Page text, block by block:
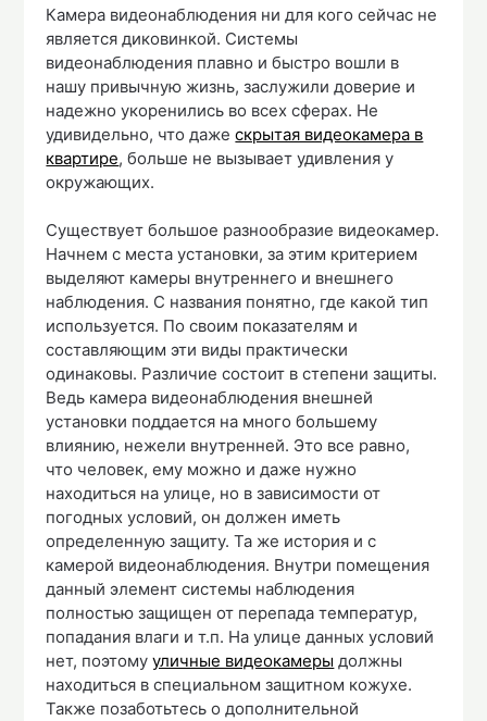
Камера видеонаблюдения ни для кого сейчас не
является диковинкой. Системы
видеонаблюдения плавно и быстро вошли в
нашу привычную жизнь, заслужили доверие и
надежно укоренились во всех сферах. Не
удивидельно, что дажескрытая видеокамера в
квартире, больше не вызывает удивления у
окружающих.
Существует большое разнообразие видеокамер.
Начнем с места установки, за этим критерием
выделяют камеры внутреннего и внешнего
наблюдения. С названия понятно, где какой тип
используется. По своим показателям и
составляющим эти виды практически
одинаковы. Различие состоит в степени защиты.
Ведь камера видеонаблюдения внешней
установки поддается на много большему
влиянию, нежели внутренней. Это все равно,
что человек, ему можно и даже нужно
находиться на улице, но в зависимости от
погодных условий, он должен иметь
определенную защиту. Та же история и с
камерой видеонаблюдения. Внутри помещения
данный элемент системы наблюдения
полностью защищен от перепада температур,
попадания влаги и т.п. На улице данных условий
нет, поэтомууличные видеокамеры должны
находиться в специальном защитном кожухе.
Также позаботьтесь о дополнительной